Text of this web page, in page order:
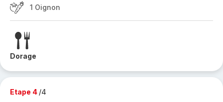
1 Oignon
Dorage
Etape 4 /4